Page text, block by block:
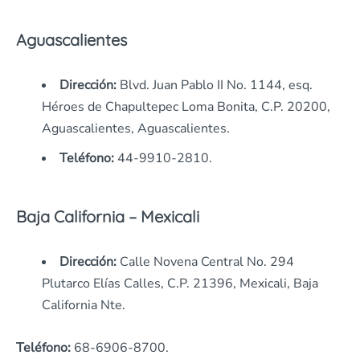
Aguascalientes
Dirección: Blvd. Juan Pablo II No. 1144, esq.
Héroes de Chapultepec Loma Bonita, C.P. 20200,
Aguascalientes, Aguascalientes.
Teléfono: 44-9910-2810.
Baja California – Mexicali
Dirección: Calle Novena Central No. 294
Plutarco Elías Calles, C.P. 21396, Mexicali, Baja
California Nte.
Teléfono: 68-6906-8700.